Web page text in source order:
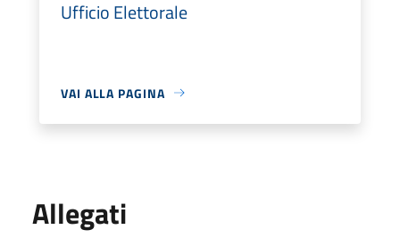
Ufficio Elettorale
VAI ALLA PAGINA
Allegati